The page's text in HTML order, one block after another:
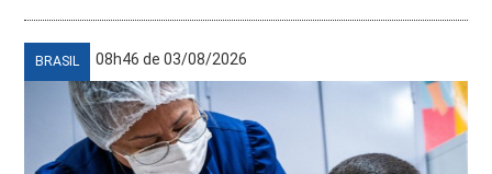
BRASIL 08h46 de 03/08/2026